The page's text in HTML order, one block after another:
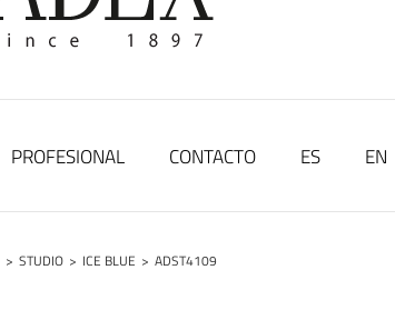
PROFESIONAL CONTACTO ES EN
> STUDIO > ICE BLUE > ADST4109